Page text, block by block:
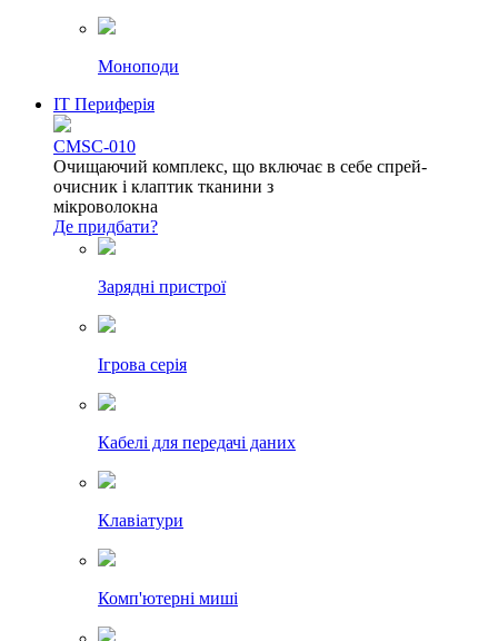
Моноподи
IT Периферія
CMSC-010
Очищаючий комплекс, що включає в себе спрей-
очисник і клаптик тканини з
мікроволокна
Де придбати?
Зарядні пристрої
Ігрова серія
Кабелі для передачі даних
Клавіатури
Комп'ютерні миші